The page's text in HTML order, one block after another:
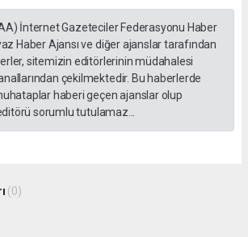
İnternet Gazeteciler Federasyonu Haber
Haber Ajansı ve diğer ajanslar tarafından
sitemizin editörlerinin müdahalesi
çekilmektedir. Bu haberlerde
haberi geçen ajanslar olup
sorumlu tutulamaz...
(0)